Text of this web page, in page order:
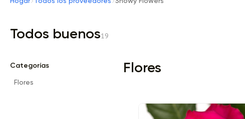
Todos buenos19
Categorías
Flores
Flores